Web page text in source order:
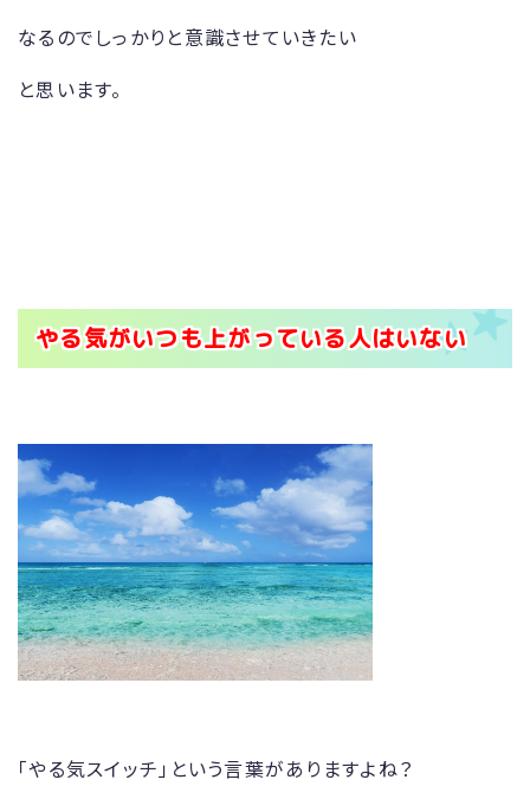
なるのでしっかりと意識させていきたい
と思います。
やる気がいつも上がっている人はいない
「やる気スイッチ」という言葉がありますよね？